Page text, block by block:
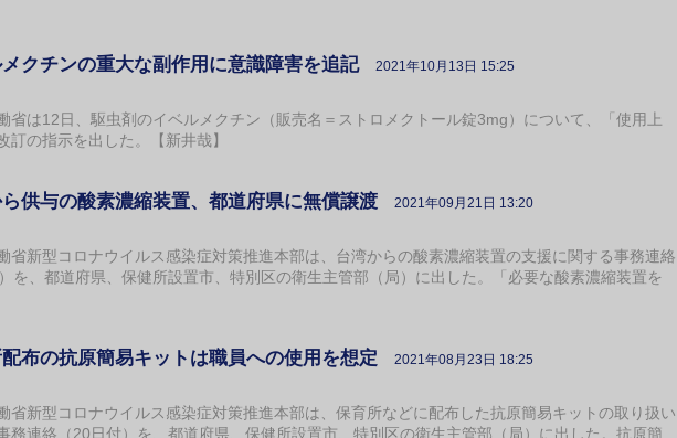
クチンの重大な副作用に意識障害を追記 2021年10月13日 15:25
省は12日、駆虫剤のイベルメクチン（販売名＝ストロメクトール錠3mg）について、「使用上
訂の指示を出した。【新井哉】
供与の酸素濃縮装置、都道府県に無償譲渡 2021年09月21日 13:20
省新型コロナウイルス感染症対策推進本部は、台湾からの酸素濃縮装置の支援に関する事務連絡
）を、都道府県、保健所設置市、特別区の衛生主管部（局）に出した。「必要な酸素濃縮装置を
布の抗原簡易キットは職員への使用を想定 2021年08月23日 18:25
省新型コロナウイルス感染症対策推進本部は、保育所などに配布した抗原簡易キットの取り扱い
務連絡（20日付）を、都道府県、保健所設置市、特別区の衛生主管部（局）に出した。抗原簡